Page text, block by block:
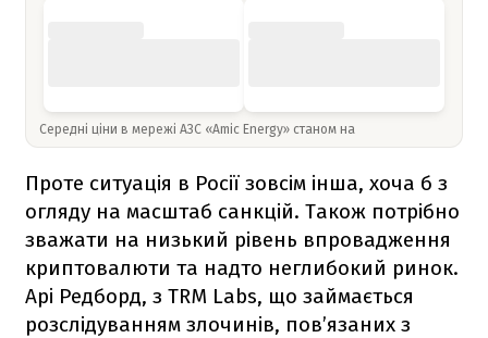
Середні ціни в мережі АЗС «Amic Energy» станом на
Проте ситуація в Росії зовсім інша, хоча б з
огляду на масштаб санкцій. Також потрібно
зважати на низький рівень впровадження
криптовалюти та надто неглибокий ринок.
Арі Редборд, з TRM Labs, що займається
розслідуванням злочинів, пов’язаних з